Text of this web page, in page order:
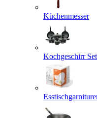
Küchenmesser
Kochgeschirr